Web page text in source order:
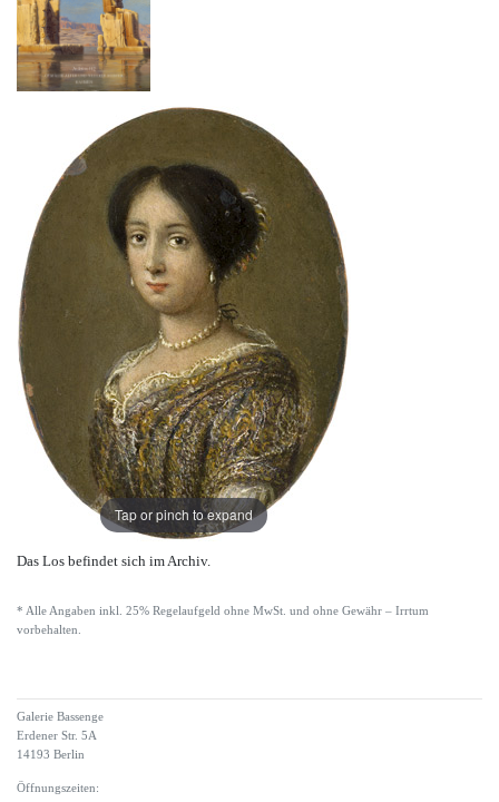
Tap or pinch to expand
Das Los befindet sich im Archiv.
* Alle Angaben inkl. 25% Regelaufgeld ohne MwSt. und ohne Gewähr – Irrtum
vorbehalten.
Galerie Bassenge
Erdener Str. 5A
14193 Berlin
Öffnungszeiten: